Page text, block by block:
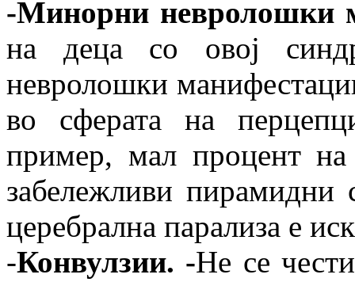
-Минорни невролошки
на деца со овој
невролошки
во сферата на
пример, мал процент
забележливи пирамидни
церебрална парализа е
-Конвулзии. -Не се